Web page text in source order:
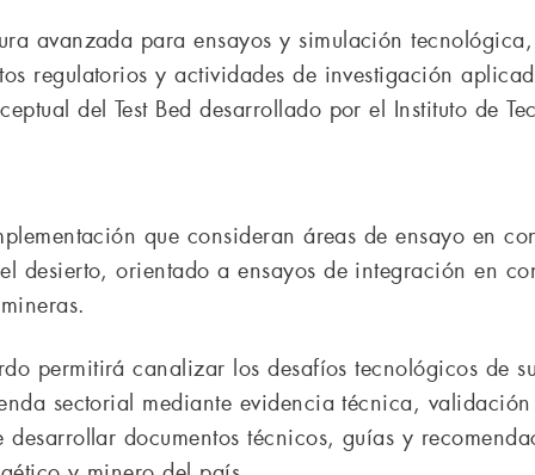
avanzada para ensayos y simulación
regulatorios y actividades de investigación
del Test Bed desarrollado por el Instituto de
que consideran áreas de ensayo en
desierto, orientado a ensayos de integración en
permitirá canalizar los desafíos tecnológicos de
sectorial mediante evidencia técnica,
documentos técnicos, guías y